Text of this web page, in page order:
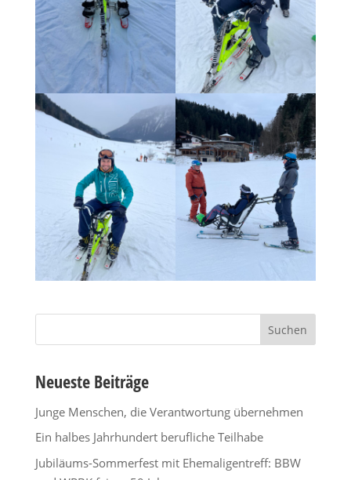
Suchen
Neueste Beiträge
Junge Menschen, die Verantwortung übernehmen
Ein halbes Jahrhundert berufliche Teilhabe
Jubiläums-Sommerfest mit Ehemaligentreff: BBW